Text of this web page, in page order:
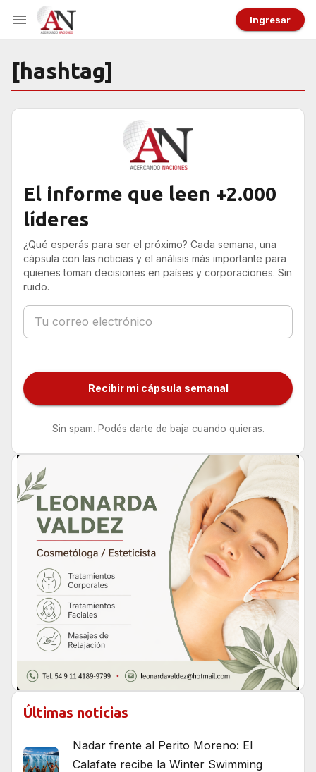
Ingresar
[hashtag]
El informe que leen +2.000
líderes
¿Qué esperás para ser el próximo? Cada semana, una
cápsula con las noticias y el análisis más importante para
quienes toman decisiones en países y corporaciones. Sin
ruido.
Recibir mi cápsula semanal
Sin spam. Podés darte de baja cuando quieras.
Últimas noticias
Nadar frente al Perito Moreno: El
Calafate recibe la Winter Swimming